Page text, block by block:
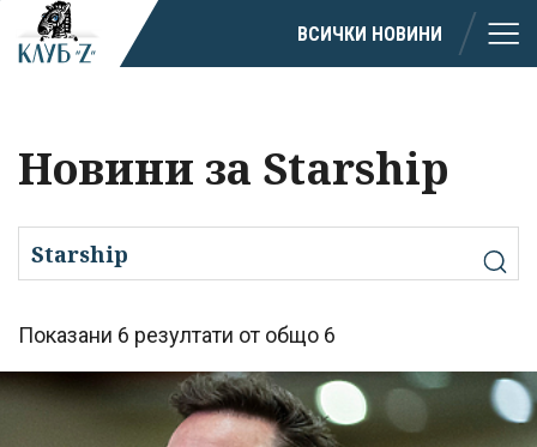
ВСИЧКИ НОВИНИ
Новини за Starship
Показани 6 резултати от общо 6